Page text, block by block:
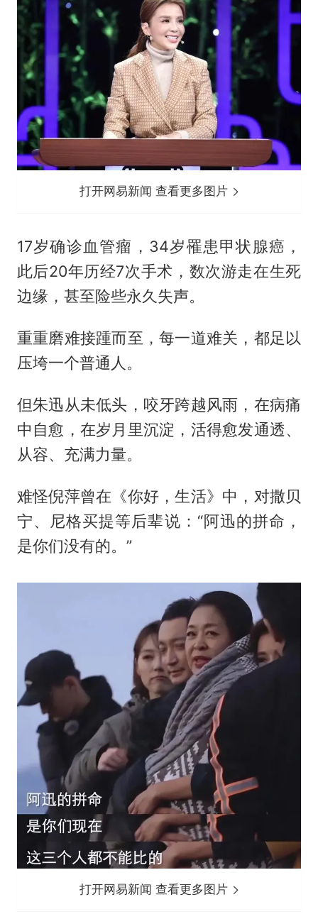
打开网易新闻 查看更多图片
17岁确诊血管瘤，34岁罹患甲状腺癌，
此后20年历经7次手术，数次游走在生死
边缘，甚至险些永久失声。
重重磨难接踵而至，每一道难关，都足以
压垮一个普通人。
但朱迅从未低头，咬牙跨越风雨，在病痛
中自愈，在岁月里沉淀，活得愈发通透、
从容、充满力量。
难怪倪萍曾在《你好，生活》中，对撒贝
宁、尼格买提等后辈说：“阿迅的拼命，
是你们没有的。”
打开网易新闻 查看更多图片